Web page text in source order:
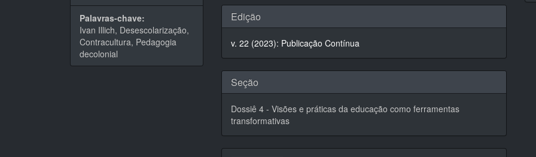
Palavras-chave:
Ivan Illich, Desescolarização,
Contracultura, Pedagogia
decolonial
Detalhes
do
artigo
Edição
v. 22 (2023): Publicação Contínua
Seção
Dossiê 4 - Visões e práticas da educação como ferramentas
transformativas